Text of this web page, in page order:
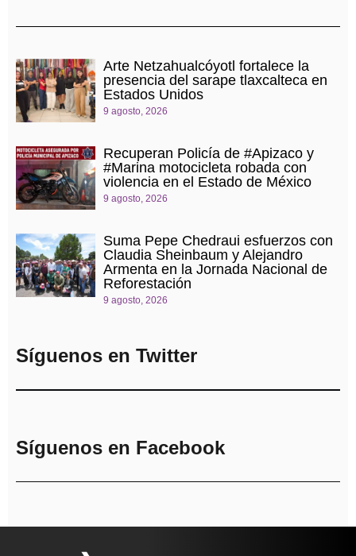
Arte Netzahualcóyotl fortalece la
presencia del sarape tlaxcalteca en
Estados Unidos
9 agosto, 2026
Recuperan Policía de #Apizaco y
#Marina motocicleta robada con
violencia en el Estado de México
9 agosto, 2026
Suma Pepe Chedraui esfuerzos con
Claudia Sheinbaum y Alejandro
Armenta en la Jornada Nacional de
Reforestación
9 agosto, 2026
Síguenos en Twitter
Síguenos en Facebook